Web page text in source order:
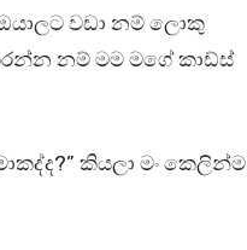
වඩා නම් ලොකු
නම් මම මගේ කාඩ්ස්
කියලා මං කෙලින්ම